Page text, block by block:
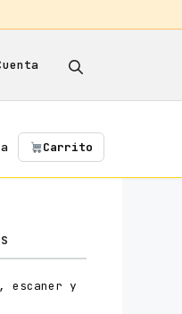
Carrito
escaner y